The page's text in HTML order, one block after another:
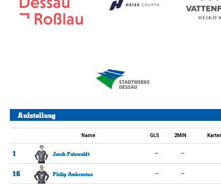
Aufstellung
Name GLS 2MIN
1 Janik Patzwaldt — —
16 Philip Ambrosius — —